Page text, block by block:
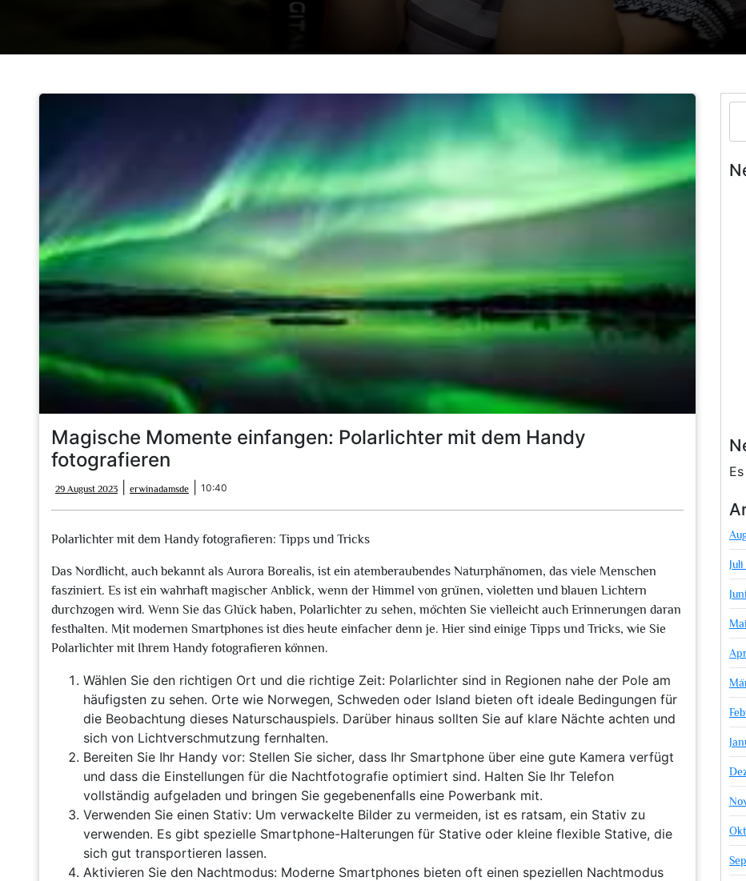
Magische Momente einfangen: Polarlichter mit dem Handy
fotografieren
29 August 2023
August
2023
erwinadamsde erwinadamsde
10:40
Polarlichter mit dem Handy fotografieren: Tipps und Tricks
Das Nordlicht, auch bekannt als Aurora Borealis, ist ein atemberaubendes Naturphänomen, das viele Menschen
fasziniert. Es ist ein wahrhaft magischer Anblick, wenn der Himmel von grünen, violetten und blauen Lichtern
durchzogen wird. Wenn Sie das Glück haben, Polarlichter zu sehen, möchten Sie vielleicht auch Erinnerungen daran
festhalten. Mit modernen Smartphones ist dies heute einfacher denn je. Hier sind einige Tipps und Tricks, wie Sie
Polarlichter mit Ihrem Handy fotografieren können.
Wählen Sie den richtigen Ort und die richtige Zeit: Polarlichter sind in Regionen nahe der Pole am
häufigsten zu sehen. Orte wie Norwegen, Schweden oder Island bieten oft ideale Bedingungen für
die Beobachtung dieses Naturschauspiels. Darüber hinaus sollten Sie auf klare Nächte achten und
sich von Lichtverschmutzung fernhalten.
Bereiten Sie Ihr Handy vor: Stellen Sie sicher, dass Ihr Smartphone über eine gute Kamera verfügt
und dass die Einstellungen für die Nachtfotografie optimiert sind. Halten Sie Ihr Telefon
vollständig aufgeladen und bringen Sie gegebenenfalls eine Powerbank mit.
Verwenden Sie einen Stativ: Um verwackelte Bilder zu vermeiden, ist es ratsam, ein Stativ zu
verwenden. Es gibt spezielle Smartphone-Halterungen für Stative oder kleine flexible Stative, die
sich gut transportieren lassen.
Aktivieren Sie den Nachtmodus: Moderne Smartphones bieten oft einen speziellen Nachtmodus